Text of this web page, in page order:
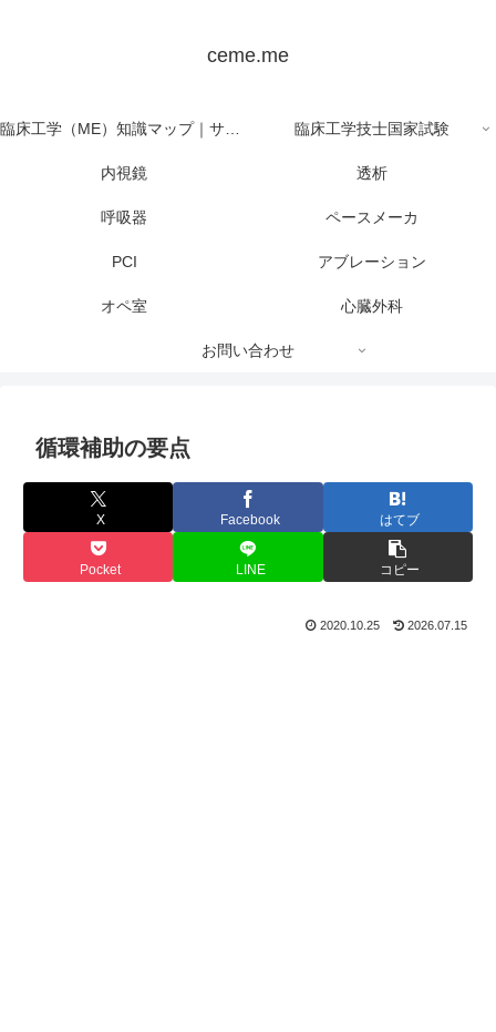
ceme.me
臨床工学（ME）知識マップ｜サイト全体の目次 臨床工学技士国家試験
内視鏡 透析
呼吸器 ペースメーカ
PCI アブレーション
オペ室 心臓外科
お問い合わせ
循環補助の要点
X Facebook はてブ
Pocket LINE コピー
2020.10.25 2026.07.15